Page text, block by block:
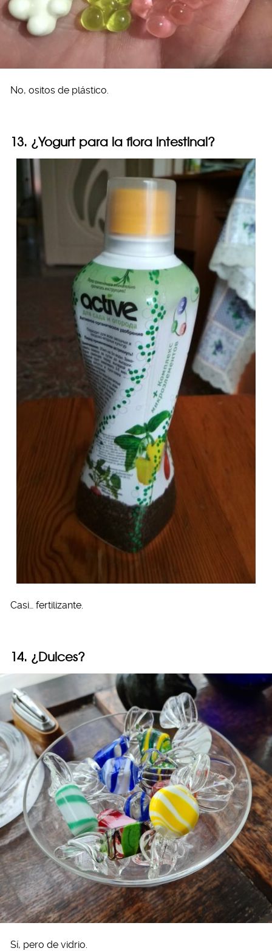
No, ositos de plástico.
13. ¿Yogurt para la flora intestinal?
Casi… fertilizante.
14. ¿Dulces?
Sí, pero de vidrio.